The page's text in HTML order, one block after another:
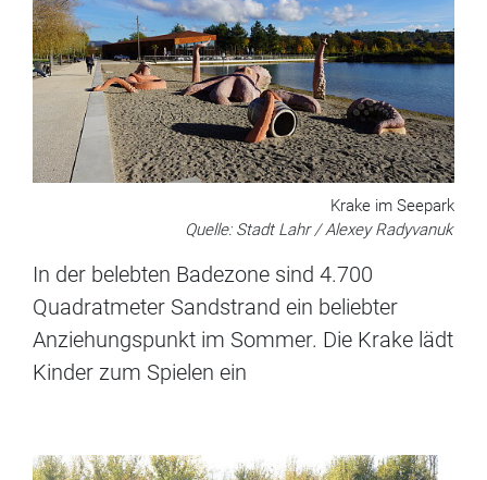
Krake im Seepark
Quelle: Stadt Lahr / Alexey Radyvanuk
In der belebten Badezone sind 4.700
Quadratmeter Sandstrand ein beliebter
Anziehungspunkt im Sommer. Die Krake lädt
Kinder zum Spielen ein